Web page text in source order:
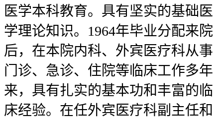
医学本科教育。具有坚实的基础医
学理论知识。1964年毕业分配来院
后，在本院内科、外宾医疗科从事
门诊、急诊、住院等临床工作多年
来，具有扎实的基本功和丰富的临
床经验。在任外宾医疗科副主任和